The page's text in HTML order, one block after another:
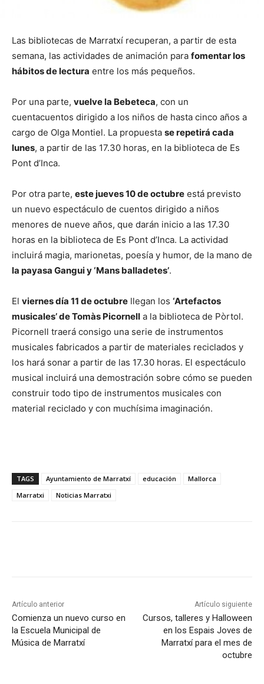
Las bibliotecas de Marratxí recuperan, a partir de esta
semana, las actividades de animación para fomentar los
hábitos de lectura entre los más pequeños.
Por una parte, vuelve la Bebeteca, con un
cuentacuentos dirigido a los niños de hasta cinco años a
cargo de Olga Montiel. La propuesta se repetirá cada
lunes, a partir de las 17.30 horas, en la biblioteca de Es
Pont d’Inca.
Por otra parte, este jueves 10 de octubre está previsto
un nuevo espectáculo de cuentos dirigido a niños
menores de nueve años, que darán inicio a las 17.30
horas en la biblioteca de Es Pont d’Inca. La actividad
incluirá magia, marionetas, poesía y humor, de la mano de
la payasa Gangui y ‘Mans balladetes’.
El viernes día 11 de octubre llegan los ‘Artefactos
musicales’ de Tomàs Picornell a la biblioteca de Pòrtol.
Picornell traerá consigo una serie de instrumentos
musicales fabricados a partir de materiales reciclados y
los hará sonar a partir de las 17.30 horas. El espectáculo
musical incluirá una demostración sobre cómo se pueden
construir todo tipo de instrumentos musicales con
material reciclado y con muchísima imaginación.
TAGS Ayuntamiento de Marratxí educación
Mallorca
Marratxi
Noticias Marratxi
Artículo anterior
Comienza un nuevo curso en
la Escuela Municipal de
Música de Marratxí
Artículo siguiente
Cursos, talleres y Halloween
en los Espais Joves de
Marratxí para el mes de
octubre